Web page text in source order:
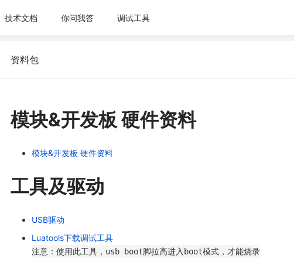
技术文档 你问我答 调试工具
资料包
模块&开发板 硬件资料
模块&开发板 硬件资料
工具及驱动
USB驱动
Luatools下载调试工具
注意：使用此工具，usb boot脚拉高进入boot模式，才能烧录